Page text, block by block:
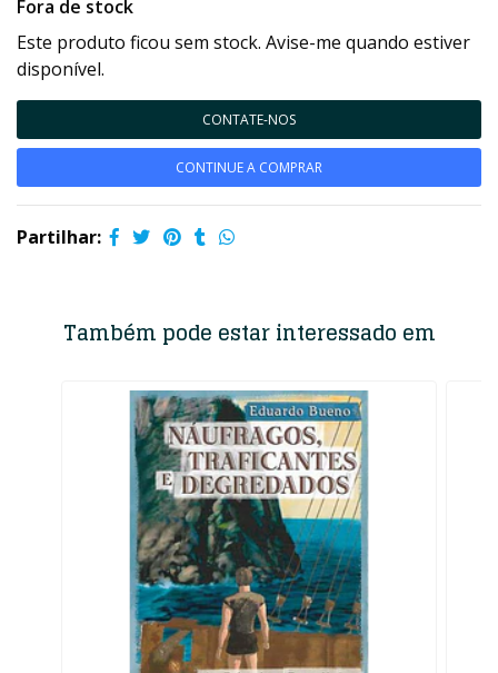
Fora de stock
Este produto ficou sem stock. Avise-me quando estiver
disponível.
CONTATE-NOS
CONTINUE A COMPRAR
Partilhar:
Também pode estar interessado em